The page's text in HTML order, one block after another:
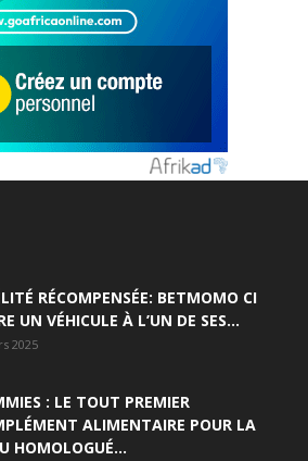
RÉCOMPENSÉE: BETMOMO CI
UN VÉHICULE À L’UN DE SES...
2025
: LE TOUT PREMIER
ALIMENTAIRE POUR LA
HOMOLOGUÉ...